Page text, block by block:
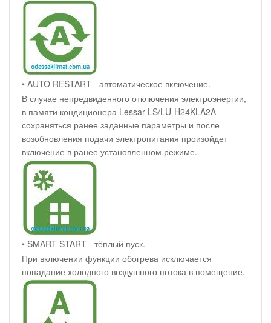
• AUTO RESTART - автоматическое включение.
В случае непредвиденного отключения электроэнергии,
в памяти кондиционера Lessar LS/LU-H24KLA2A
сохраняться ранее заданные параметры и после
возобновления подачи электропитания произойдет
включение в ранее установленном режиме.
• SMART START - тёплый пуск.
При включении функции обогрева исключается
попадание холодного воздушного потока в помещение.